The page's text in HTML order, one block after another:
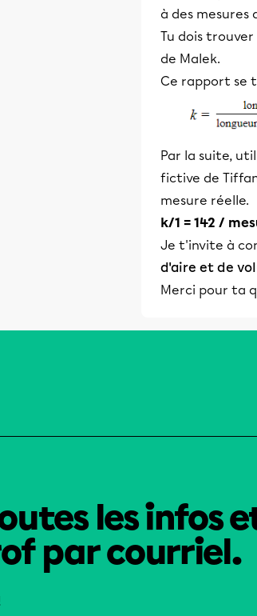
à des mesures
Tu dois
de Malek.
Ce rapport se
Par la suite,
fictive de
mesure réelle.
k/1 = 142 /
Je t'invite à
d'aire et de
Merci pour ta
les infos
par courriel.